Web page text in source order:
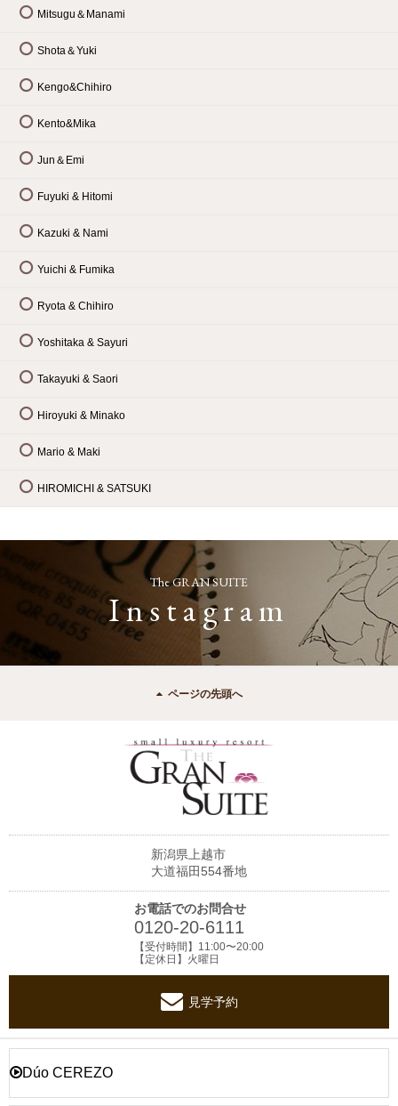
Mitsugu＆Manami
Shota＆Yuki
Kengo&Chihiro
Kento&Mika
Jun＆Emi
Fuyuki & Hitomi
Kazuki & Nami
Yuichi & Fumika
Ryota & Chihiro
Yoshitaka & Sayuri
Takayuki & Saori
Hiroyuki & Minako
Mario & Maki
HIROMICHI & SATSUKI
The GRAN SUITE
Instagram
ページの先頭へ
新潟県上越市
大道福田554番地
お電話でのお問合せ
0120-20-6111
【受付時間】11:00〜20:00
【定休日】火曜日
見学予約
Dúo CEREZO